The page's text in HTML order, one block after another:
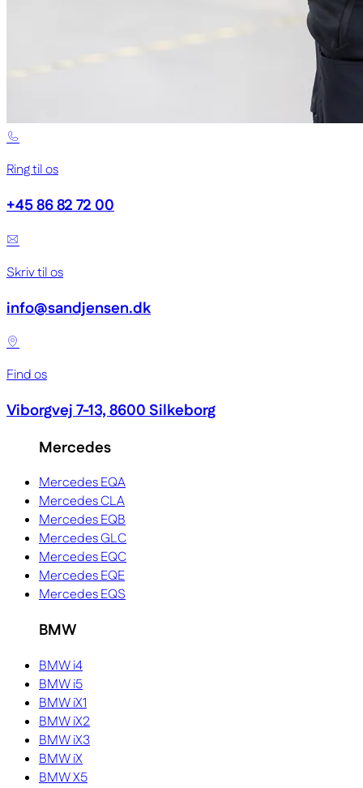
Ring til os
+45 86 82 72 00
Skriv til os
info@sandjensen.dk
Find os
Viborgvej 7-13, 8600 Silkeborg
Mercedes
Mercedes EQA
Mercedes CLA
Mercedes EQB
Mercedes GLC
Mercedes EQC
Mercedes EQE
Mercedes EQS
BMW
BMW i4
BMW i5
BMW iX1
BMW iX2
BMW iX3
BMW iX
BMW X5